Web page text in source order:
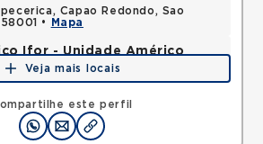
este perfil
Capao Redondo, Sao
•
Mapa
Ifor - Unidade Américo
Centro, Sao Bernardo do
•
Mapa
Veja mais locais